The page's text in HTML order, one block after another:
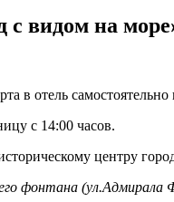
видом на
в отель
с 14:00 часов.
центру
фонтана (ул.Адмирала